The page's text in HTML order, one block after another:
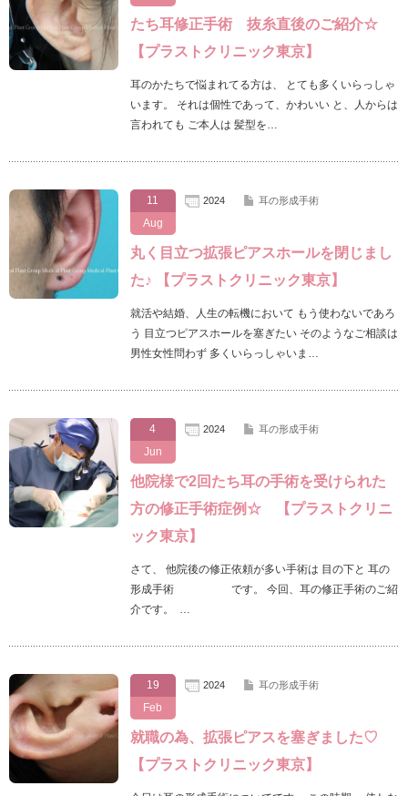
たち耳修正手術 抜糸直後のご紹介☆
【プラストクリニック東京】
耳のかたちで悩まれてる方は、 とても多くいらっしゃ
います。 それは個性であって、かわいい と、人からは
言われても ご本人は 髪型を…
11
Aug
2024 耳の形成手術
丸く目立つ拡張ピアスホールを閉じまし
た♪ 【プラストクリニック東京】
就活や結婚、人生の転機において もう使わないであろ
う 目立つピアスホールを塞ぎたい そのようなご相談は
男性女性問わず 多くいらっしゃいま…
4
Jun
2024 耳の形成手術
他院様で2回たち耳の手術を受けられた
方の修正手術症例☆ 【プラストクリニ
ック東京】
さて、 他院後の修正依頼が多い手術は 目の下と 耳の
形成手術 です。 今回、耳の修正手術のご紹
介です。 …
19
Feb
2024 耳の形成手術
就職の為、拡張ピアスを塞ぎました♡
【プラストクリニック東京】